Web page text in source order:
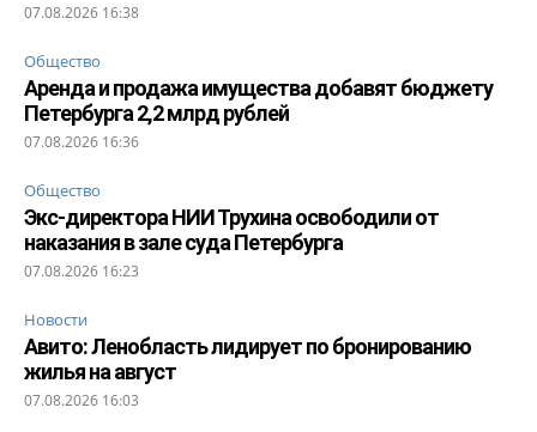
07.08.2026 16:38
Общество
Аренда и продажа имущества добавят бюджету
Петербурга 2,2 млрд рублей
07.08.2026 16:36
Общество
Экс-директора НИИ Трухина освободили от
наказания в зале суда Петербурга
07.08.2026 16:23
Новости
Авито: Ленобласть лидирует по бронированию
жилья на август
07.08.2026 16:03